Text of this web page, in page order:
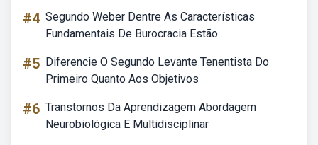
#4 Segundo Weber Dentre As Características
Fundamentais De Burocracia Estão
#5 Diferencie O Segundo Levante Tenentista Do
Primeiro Quanto Aos Objetivos
#6 Transtornos Da Aprendizagem Abordagem
Neurobiológica E Multidisciplinar